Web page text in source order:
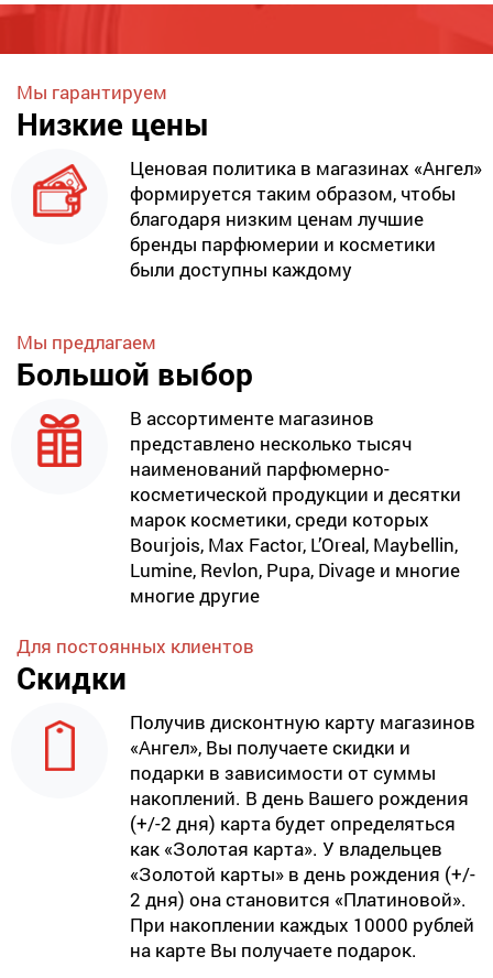
Мы гарантируем
Низкие цены
Ценовая политика в магазинах «Ангел»
формируется таким образом, чтобы
благодаря низким ценам лучшие
бренды парфюмерии и косметики
были доступны каждому
Мы предлагаем
Большой выбор
В ассортименте магазинов
представлено несколько тысяч
наименований парфюмерно-
косметической продукции и десятки
марок косметики, среди которых
Bourjois, Max Factor, L’Oreal, Maybellin,
Lumine, Revlon, Pupa, Divage и многие
многие другие
Для постоянных клиентов
Скидки
Получив дисконтную карту магазинов
«Ангел», Вы получаете скидки и
подарки в зависимости от суммы
накоплений. В день Вашего рождения
(+/-2 дня) карта будет определяться
как «Золотая карта». У владельцев
«Золотой карты» в день рождения (+/-
2 дня) она становится «Платиновой».
При накоплении каждых 10000 рублей
на карте Вы получаете подарок.